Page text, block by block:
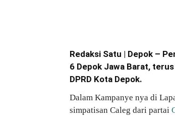
Redaksi Satu | Depok –
6 Depok Jawa Barat,
DPRD Kota Depok.
Dalam Kampanye nya di
simpatisan Caleg dari partai